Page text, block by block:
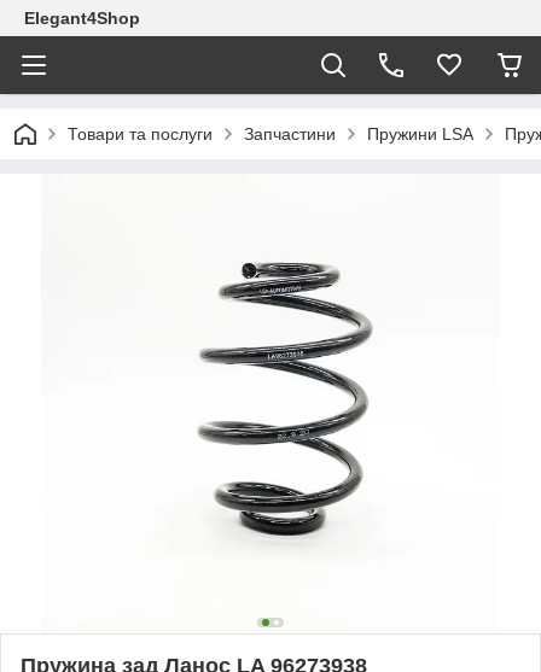
Elegant4Shop
Товари та послуги Запчастини Пружини LSA
Пружина зад Ланос LA 96273938